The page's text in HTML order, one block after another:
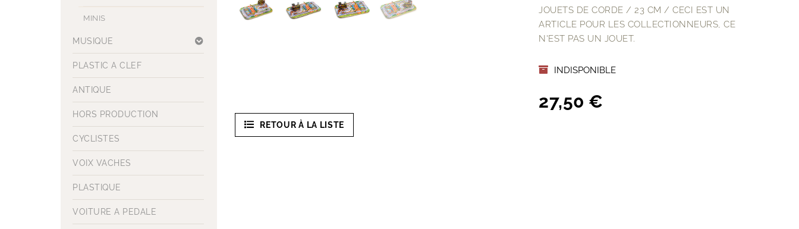
MINIS
MUSIQUE
PLASTIC A CLEF
ANTIQUE
HORS PRODUCTION
CYCLISTES
VOIX VACHES
PLASTIQUE
VOITURE A PEDALE
JOUETS DE CORDE / 23 CM / CECI EST UN
ARTICLE POUR LES COLLECTIONNEURS, CE
N'EST PAS UN JOUET.
INDISPONIBLE
27,50 €
RETOUR À LA LISTE